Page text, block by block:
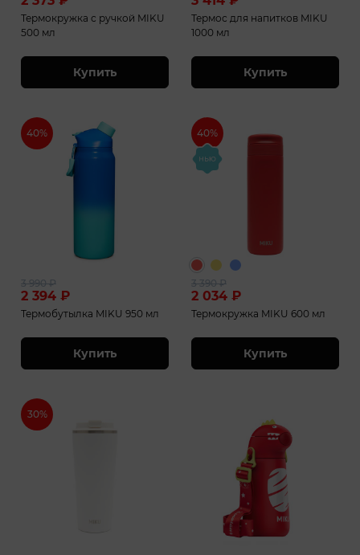
Термокружка с ручкой MIKU
500 мл
Купить
Термос для напитков MIKU
1000 мл
Купить
40%
2 394 ₽
3 990₽
Термобутылка MIKU 950 мл
Купить
40%
2 034 ₽
3 390₽
Термокружка MIKU 600 мл
Купить
30%